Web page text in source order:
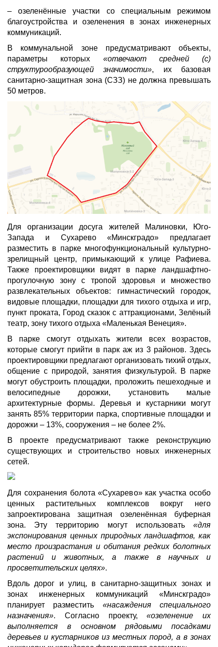
– озеленённые участки со специальным режимом
благоустройства и озеленения в зонах инженерных
коммуникаций.
В коммунальной зоне предусматривают объекты,
параметры которых «отвечают средней (с)
структурообразующей значимости», их базовая
санитарно-защитная зона (СЗЗ) не должна превышать
50 метров.
Для организации досуга жителей Малиновки, Юго-
Запада и Сухарево «Минскградо» предлагает
разместить в парке многофункциональный культурно-
зрелищный центр, примыкающий к улице Рафиева.
Также проектировщики видят в парке ландшафтно-
прогулочную зону с тропой здоровья и множество
развлекательных объектов: гимнастический городок,
видовые площадки, площадки для тихого отдыха и игр,
пункт проката, Город сказок с аттракционами, Зелёный
театр, зону тихого отдыха «Маленькая Венеция».
В парке смогут отдыхать жители всех возрастов,
которые смогут прийти в парк аж из 3 районов. Здесь
проектировщики предлагают организовать тихий отдых,
общение с природой, занятия физкультурой. В парке
могут обустроить площадки, проложить пешеходные и
велосипедные дорожки, установить малые
архитектурные формы. Деревья и кустарники могут
занять 85% территории парка, спортивные площадки и
дорожки – 13%, сооружения – не более 2%.
В проекте предусматривают также реконструкцию
существующих и строительство новых инженерных
сетей.
Для сохранения болота «Сухарево» как участка особо
ценных растительных комплексов вокруг него
запроектирована защитная озеленённая буферная
зона. Эту территорию могут использовать «для
экспонирования ценных природных ландшафтов, как
место произрастания и обитания редких болотных
растений и животных, а также в научных и
просветительских целях».
Вдоль дорог и улиц, в санитарно-защитных зонах и
зонах инженерных коммуникаций «Минскградо»
планирует разместить «насаждения специального
назначения». Согласно проекту,«озеленение их
выполняется в основном рядовыми посадками
деревьев и кустарников из местных пород, а в зонах